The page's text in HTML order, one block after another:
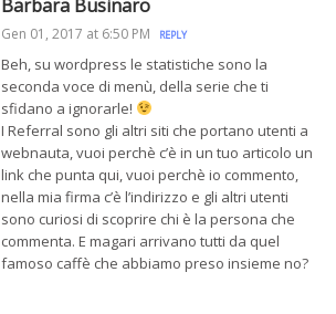
Barbara Businaro
Gen 01, 2017 at 6:50 PM REPLY
Beh, su wordpress le statistiche sono la
seconda voce di menù, della serie che ti
sfidano a ignorarle!
I Referral sono gli altri siti che portano utenti a
webnauta, vuoi perchè c’è in un tuo articolo un
link che punta qui, vuoi perchè io commento,
nella mia firma c’è l’indirizzo e gli altri utenti
sono curiosi di scoprire chi è la persona che
commenta. E magari arrivano tutti da quel
famoso caffè che abbiamo preso insieme no?